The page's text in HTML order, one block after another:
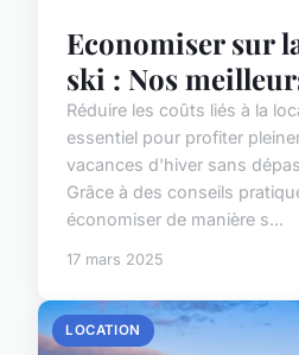
Economiser sur
ski : Nos
Réduire les coûts liés à la
essentiel pour profiter
vacances d'hiver sans
Grâce à des conseils
économiser de manière s...
17 mars 2025
LOCATION